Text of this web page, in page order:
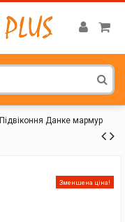
Підвіконня Данке мармур
Зменшена ціна!